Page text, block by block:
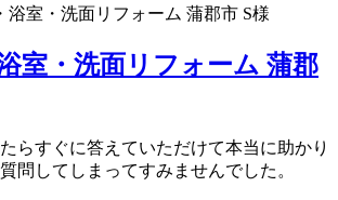
室・洗面リフォーム 蒲郡
らすぐに答えていただけて本当に助かり
問してしまってすみませんでした。